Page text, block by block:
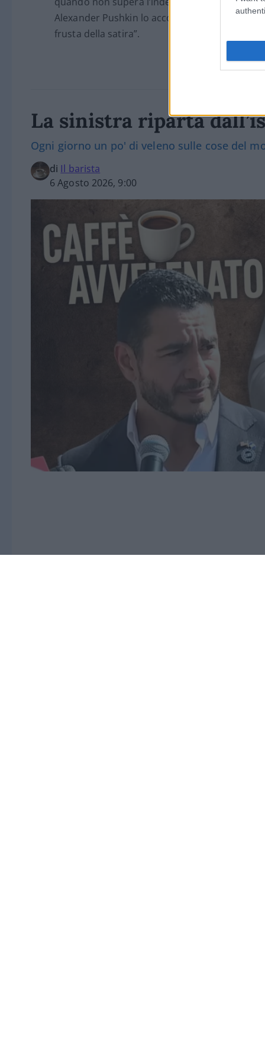
Alexander Pushkin lo accompagna da
frusta della satira”.
La sinistra riparta
Ogni giorno un po' di veleno sulle cose del
di Il barista
6 Agosto 2026, 9:00